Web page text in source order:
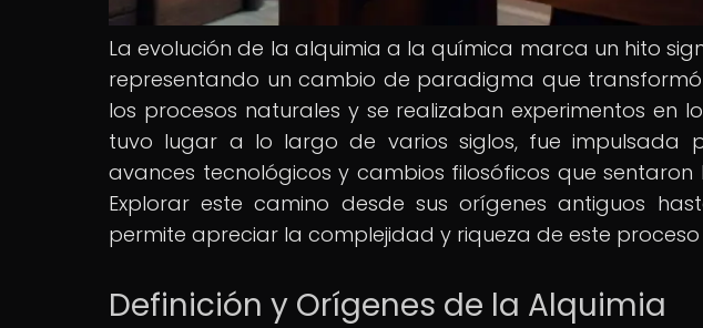
La evolución de la alquimia a la química marca un hito
representando un cambio de paradigma que
los procesos naturales y se realizaban experimentos en
tuvo lugar a lo largo de varios siglos, fue impulsada
avances tecnológicos y cambios filosóficos que
Explorar este camino desde sus orígenes antiguos
permite apreciar la complejidad y riqueza de este
Definición y Orígenes de la Alquimia